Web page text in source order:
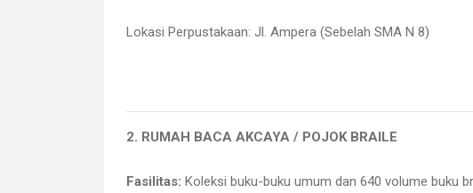
Lokasi Perpustakaan: Jl. Ampera (Sebelah SMA N 8)
2. RUMAH BACA AKCAYA / POJOK BRAILE
Fasilitas: Koleksi buku-buku umum dan 640 volume buku